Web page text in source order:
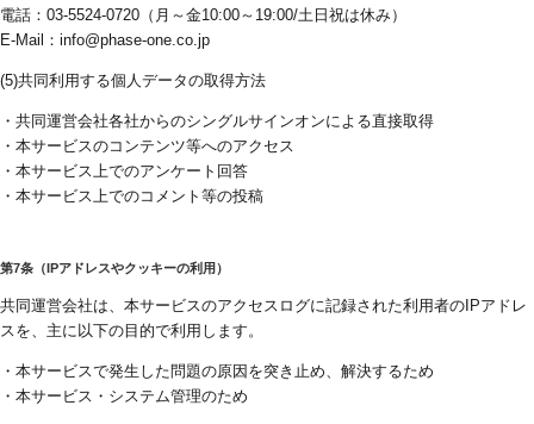
電話：03-5524-0720（月～金10:00～19:00/土日祝は休み）
E-Mail：info@phase-one.co.jp
(5)共同利用する個人データの取得方法
・共同運営会社各社からのシングルサインオンによる直接取得
・本サービスのコンテンツ等へのアクセス
・本サービス上でのアンケート回答
・本サービス上でのコメント等の投稿
第7条（IPアドレスやクッキーの利用）
共同運営会社は、本サービスのアクセスログに記録された利用者のIPアドレ
スを、主に以下の目的で利用します。
・本サービスで発生した問題の原因を突き止め、解決するため
・本サービス・システム管理のため